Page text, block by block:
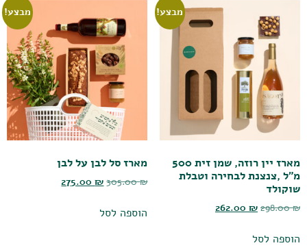
מבצע!
מארז יין רוזה, שמן זית 500
מ"ל ,צנצנת לבחירה וטבלת
שוקולד
298.00₪
262.00 ₪
הוספה לסל
מבצע!
מארז סל לבן על לבן
305.00₪
275.00₪
הוספה לסל